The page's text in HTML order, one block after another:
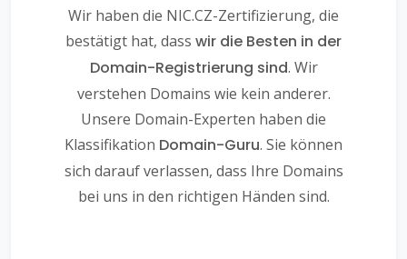
Wir haben die NIC.CZ-Zertifizierung, die
bestätigt hat, dass wir die Besten in der
Domain-Registrierung sind. Wir
verstehen Domains wie kein anderer.
Unsere Domain-Experten haben die
Klassifikation Domain-Guru. Sie können
sich darauf verlassen, dass Ihre Domains
bei uns in den richtigen Händen sind.